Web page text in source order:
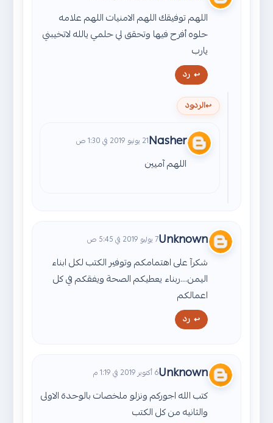
اللهم توفيقك اللهم الامنيات اللهم علامه
حلوه أفرح فيها وتحقق لي حلمي يالله لاتخيبني
يارب
رد
الردود
Nasher21 يونيو 2019 في 1:30 ص
اللهم آميين
Unknown7 يوليو 2019 في 5:45 ص
شكرآ على اهتمامكم وتوفير الكتب لكل ابناء
اليمن....ربناء يعطيكم الصحة ويفقكم في كل
اعمالكم
رد
Unknown6 أكتوبر 2019 في 1:19 م
كتب الله اجوركم ونزلو ملخصات بالوحدة الاولى
والثانيه من كل الكتب